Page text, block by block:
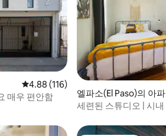
평점 4.88점(5점 만점), 후기 116개
4.88 (116)
매우 편안함
엘파소(El Paso)의 아
세련된 스튜디오 | 시내